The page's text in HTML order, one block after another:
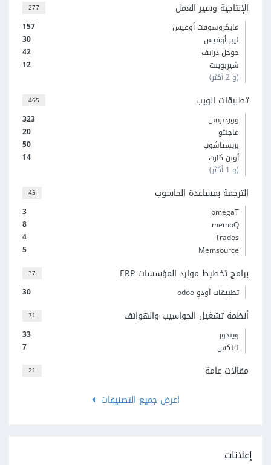
277 الإنتاجية وسير العمل
157
مايكروسوفت أوفيس
30
ليبر أوفيس
42
جوجل درايف
12
شيربوينت
(و 2 أكثر)
465 تطبيقات الويب
323
ووردبريس
20
ماجنتو
50
بريستاشوب
14
أوبن كارت
(و 1 أكثر)
45 الترجمة بمساعدة الحاسوب
3
omegaT
8
memoQ
4
Trados
5
Memsource
37 برامج تخطيط موارد المؤسسات ERP
30 تطبيقات أودو odoo
71 أنظمة تشغيل الحواسيب والهواتف
33
ويندوز
7
لينكس
21
مقالات عامة
اعرض جميع التصنيفات
إعلانات